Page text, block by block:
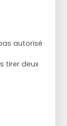
autorisé
tirer deux